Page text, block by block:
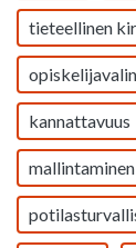
tieteellinen
kannattavuus
mallintaminen